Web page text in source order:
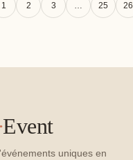
1 2 3 … 25 26
Event
uniques en